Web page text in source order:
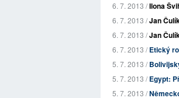
6. 7. 2013 /Ilona
6. 7. 2013 /Jan
6. 7. 2013 /Jan
6. 7. 2013 /Etický
5. 7. 2013 /
5. 7. 2013 /Egypt:
5. 7. 2013 /